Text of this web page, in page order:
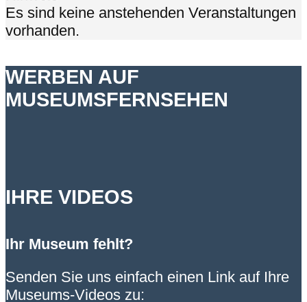
Es sind keine anstehenden Veranstaltungen
vorhanden.
WERBEN AUF
MUSEUMSFERNSEHEN
IHRE VIDEOS
Ihr Museum fehlt?
Senden Sie uns einfach einen Link auf Ihre
Museums-Videos zu: